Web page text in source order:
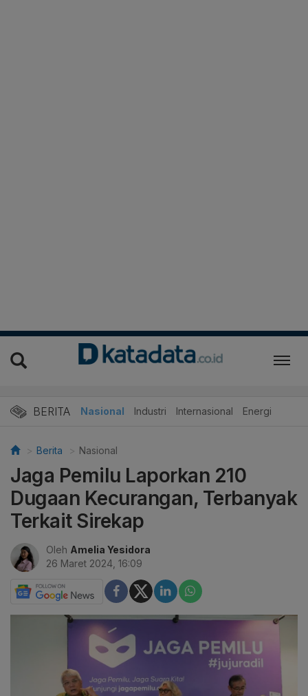
BERITA Nasional Industri Internasional Energi
Berita Nasional
Jaga Pemilu Laporkan 210
Dugaan Kecurangan, Terbanyak
Terkait Sirekap
Oleh Amelia Yesidora
26 Maret 2024, 16:09